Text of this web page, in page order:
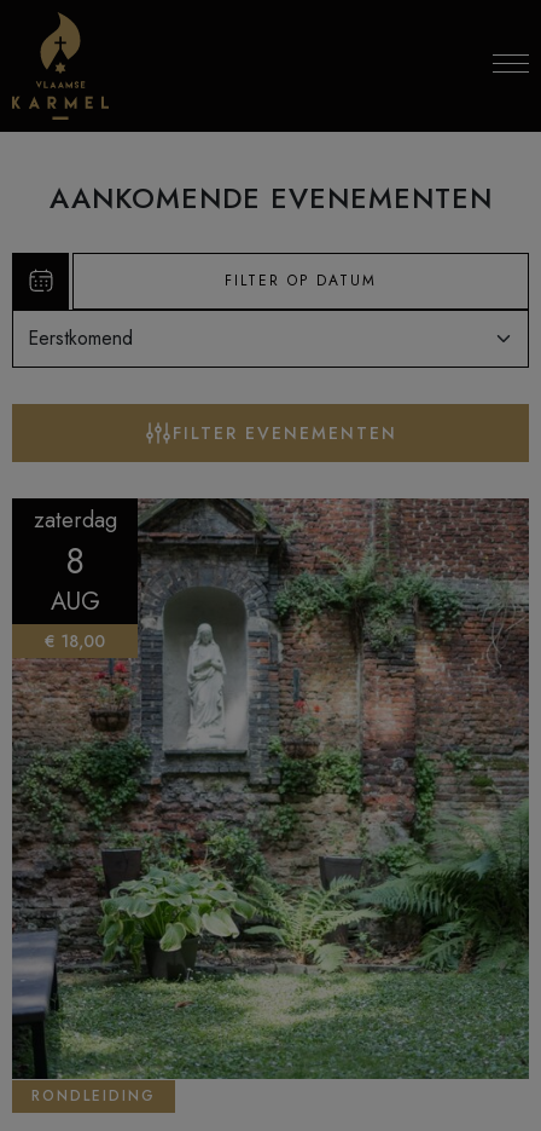
Skip to content
AANKOMENDE EVENEMENTEN
Sorteer op:
zaterdag
8
AUG
€ 18,00
RONDLEIDING
FILTER EVENEMENTEN